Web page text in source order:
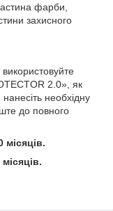
фарби,
захисного
2.0», як
необхідну
до повного
місяців.